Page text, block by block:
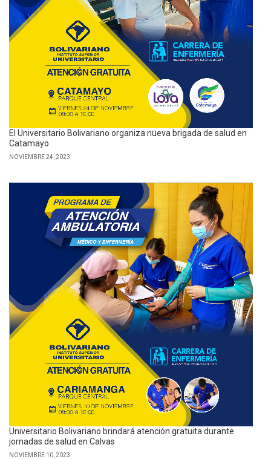
El Universitario Bolivariano organiza nueva brigada de salud en
Catamayo
NOVIEMBRE 24, 2023
Universitario Bolivariano brindará atención gratuita durante
jornadas de salud en Calvas
NOVIEMBRE 10, 2023